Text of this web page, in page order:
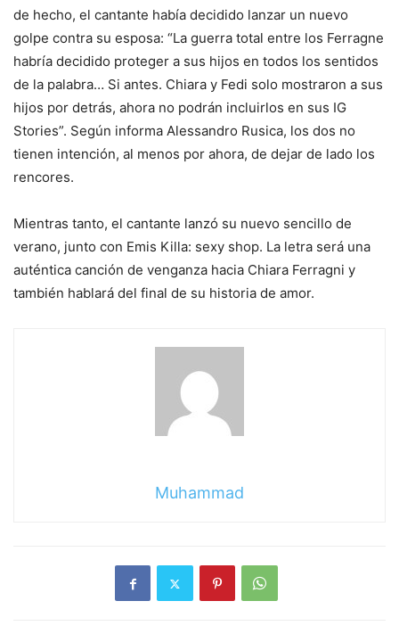
de hecho, el cantante había decidido lanzar un nuevo
golpe contra su esposa: “La guerra total entre los Ferragne
habría decidido proteger a sus hijos en todos los sentidos
de la palabra… Si antes. Chiara y Fedi solo mostraron a sus
hijos por detrás, ahora no podrán incluirlos en sus IG
Stories”. Según informa Alessandro Rusica, los dos no
tienen intención, al menos por ahora, de dejar de lado los
rencores.
Mientras tanto, el cantante lanzó su nuevo sencillo de
verano, junto con Emis Killa: sexy shop. La letra será una
auténtica canción de venganza hacia Chiara Ferragni y
también hablará del final de su historia de amor.
Muhammad